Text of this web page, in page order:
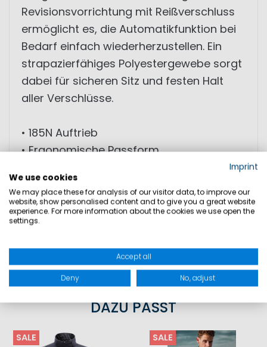
Revisionsvorrichtung mit Reißverschluss
ermöglicht es, die Automatikfunktion bei
Bedarf einfach wiederherzustellen. Ein
strapazierfähiges Polyestergewebe sorgt
dabei für sicheren Sitz und festen Halt
aller Verschlüsse.
• 185N Auftrieb
• Ergonomische Passform
• UML PS Elite Sensor
• Signalpfeife
PRODUKTSICHERHEIT
DAZU PASST
SALE SALE
Imprint
We use cookies
We may place these for analysis of our visitor data, to improve our
website, show personalised content and to give you a great website
experience. For more information about the cookies we use open the
settings.
Accept all
Deny No, adjust